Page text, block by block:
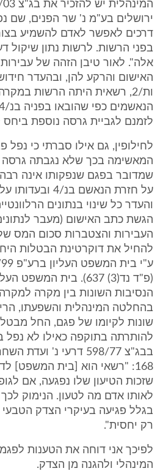
ירושלים בע"מ נ' שר הפנים, שם
דרכים לאפשר לאדם להשמיע
בפני הרשות. לרשות נתון שיקול
אלה". לאור טיבן הזהה של
ות/2, רשאית היתה הרשות
לזמנם לגביית גרסה נוספת ביחס
לחילופין, גם אילו סברתי כי נפל
המאשימה בכך שלא נגבתה גרסה
שמדובר בפגם שנפקותו אינה
על חזרת הנאשם
והעדר כל שינוי בנתונים
הגשת כתב האישום (מעבר
העבירות והצטברות סכום המס
להחיל את דוקרטינת הבטלות
(פ"ד נד(3) 637). בית
הנסיבות השונות בין מקרה
בהחלטה המינהלית והשפעתו,
שונות לקיומו של פגם, החל
להותרתה בתוקפה כאילו לא נפל
168: "רשאי הוא [בית המשפט]
שזכות הטיעון שלו נפגעה, אם
לאותו אדם מה לטעון. הנימוק
בגלל פגיעה בעיקרי הצדק
רק יחסית".
לפיכך אני דוחה את הטענות
המינהלי ולהגנה מן הצדק.